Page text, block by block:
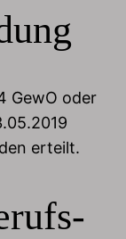
GewO oder
erteilt.